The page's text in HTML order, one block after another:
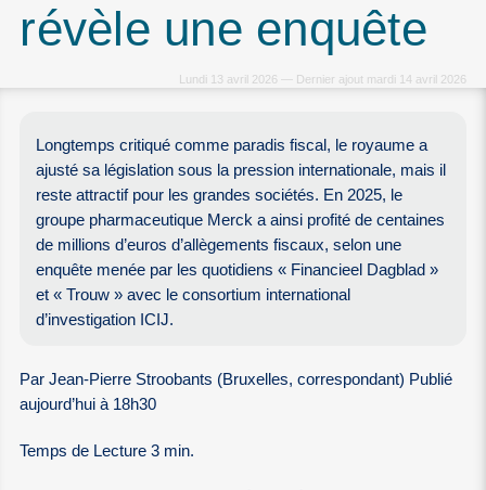
révèle une enquête
Lundi 13 avril 2026 — Dernier ajout mardi 14 avril 2026
Longtemps critiqué comme paradis fiscal, le royaume a
ajusté sa législation sous la pression internationale, mais il
reste attractif pour les grandes sociétés. En 2025, le
groupe pharmaceutique Merck a ainsi profité de centaines
de millions d’euros d’allègements fiscaux, selon une
enquête menée par les quotidiens « Financieel Dagblad »
et « Trouw » avec le consortium international
d’investigation ICIJ.
Par Jean-Pierre Stroobants (Bruxelles, correspondant) Publié
aujourd’hui à 18h30
Temps de Lecture 3 min.